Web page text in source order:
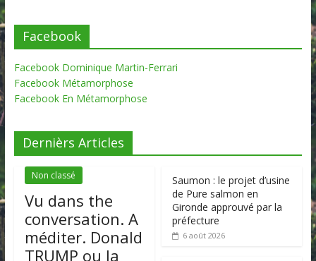
Facebook
Facebook Dominique Martin-Ferrari
Facebook Métamorphose
Facebook En Métamorphose
Dernièrs Articles
Non classé
Vu dans the
conversation. A
méditer. Donald
TRUMP ou la
Saumon : le projet d’usine
de Pure salmon en
Gironde approuvé par la
préfecture
6 août 2026